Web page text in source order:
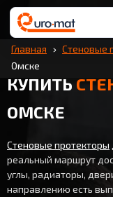
Главная Стеновые
Омске
КУПИТЬ
ОМСКЕ
Стеновые протекторы
реальный маршрут
углы, радиаторы,
направлению есть